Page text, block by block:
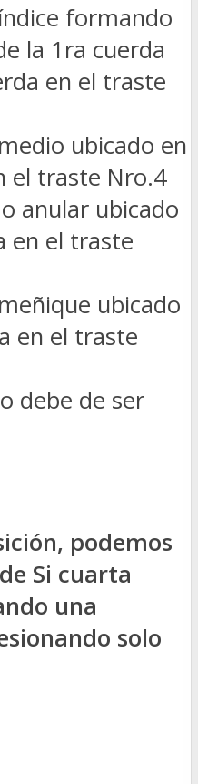
formando
la 1ra cuerda
en el traste
ubicado en
el traste Nro.4
anular ubicado
en el traste
ubicado
en el traste
debe de ser
podemos
Si cuarta
una
solo